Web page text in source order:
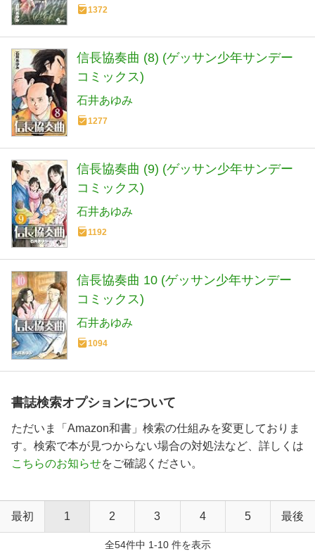
1372
信長協奏曲 (8) (ゲッサン少年サンデー
コミックス)
石井あゆみ
1277
信長協奏曲 (9) (ゲッサン少年サンデー
コミックス)
石井あゆみ
1192
信長協奏曲 10 (ゲッサン少年サンデー
コミックス)
石井あゆみ
1094
書誌検索オプションについて
ただいま「Amazon和書」検索の仕組みを変更しておりま
す。検索で本が見つからない場合の対処法など、詳しくは
こちらのお知らせをご確認ください。
最初 1 2 3 4 5 最後
全54件中 1-10 件を表示